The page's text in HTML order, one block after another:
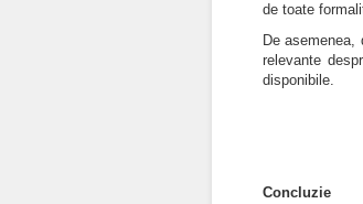
de toate
De
relevante
disponibile.
Concluzie